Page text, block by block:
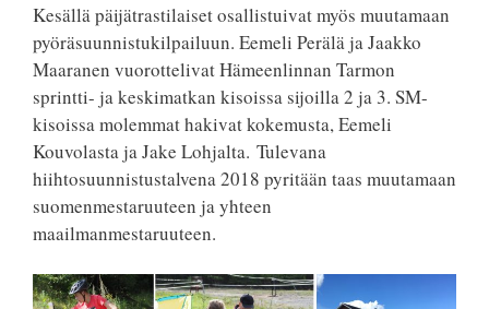
Kesällä päijätrastilaiset osallistuivat myös muutamaan
pyöräsuunnistukilpailuun. Eemeli Perälä ja Jaakko
Maaranen vuorottelivat Hämeenlinnan Tarmon
sprintti- ja keskimatkan kisoissa sijoilla 2 ja 3. SM-
kisoissa molemmat hakivat kokemusta, Eemeli
Kouvolasta ja Jake Lohjalta. Tulevana
hiihtosuunnistustalvena 2018 pyritään taas muutamaan
suomenmestaruuteen ja yhteen
maailmanmestaruuteen.